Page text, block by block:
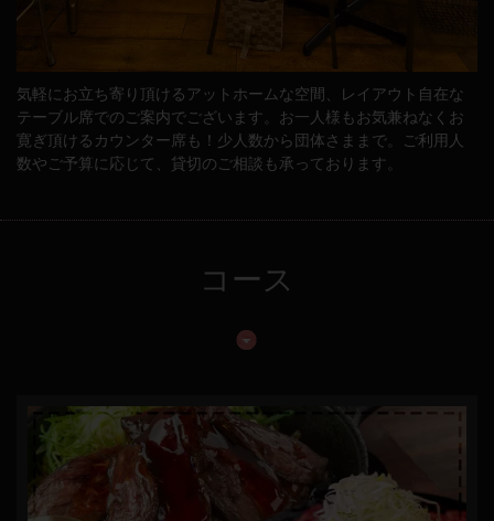
気軽にお立ち寄り頂けるアットホームな空間、レイアウト自在な
テーブル席でのご案内でございます。お一人様もお気兼ねなくお
寛ぎ頂けるカウンター席も！少人数から団体さままで。ご利用人
数やご予算に応じて、貸切のご相談も承っております。
コース